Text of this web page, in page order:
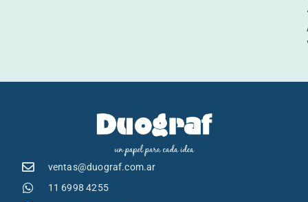
ventas@duograf.com.ar
11 6998 4255